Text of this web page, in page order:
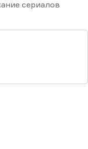
сериалов